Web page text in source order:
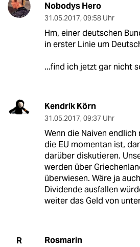
Nobodys Hero
31.05.2017, 09:58 Uhr
Hm, einer deutschen
in erster Linie um
...find ich jetzt gar nicht
Kendrik Körn
31.05.2017, 09:37 Uhr
Wenn die Naiven
die EU momentan ist,
darüber diskutieren.
werden über
überwiesen. Wäre ja
Dividende ausfallen
weiter das Geld von
R Rosmarin